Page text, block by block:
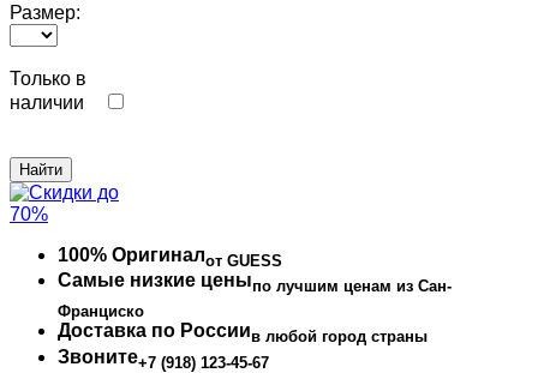
Размер:
Только в
наличии
100% Оригиналот GUESS
Самые низкие ценыпо лучшим ценам из Сан-
Франциско
Доставка по Россиив любой город страны
Звоните+7 (918) 123-45-67